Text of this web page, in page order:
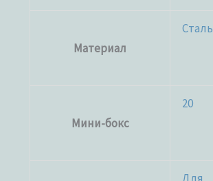
Материал
Сталь
Мини-бокс
20